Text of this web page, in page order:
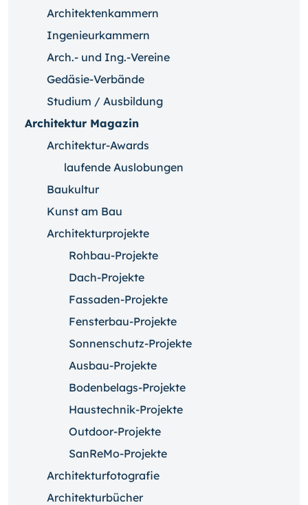
Architektenkammern
Ingenieurkammern
Arch.- und Ing.-Vereine
Gedäsie-Verbände
Studium / Ausbildung
Architektur Magazin
Architektur-Awards
laufende Auslobungen
Baukultur
Kunst am Bau
Architekturprojekte
Rohbau-Projekte
Dach-Projekte
Fassaden-Projekte
Fensterbau-Projekte
Sonnenschutz-Projekte
Ausbau-Projekte
Bodenbelags-Projekte
Haustechnik-Projekte
Outdoor-Projekte
SanReMo-Projekte
Architekturfotografie
Architekturbücher